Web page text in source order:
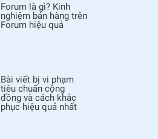
Forum là gì? Kinh
nghiệm bán hàng trên
Forum hiệu quả
Bài viết bị vi phạm
tiêu chuẩn cộng
đồng và cách khắc
phục hiệu quả nhất